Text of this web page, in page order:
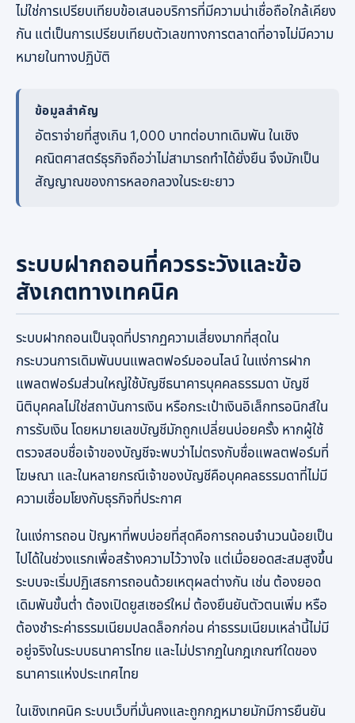
ไม่ใช่การเปรียบเทียบข้อเสนอบริการที่มีความน่าเชื่อถือใกล้เคียง
กัน แต่เป็นการเปรียบเทียบตัวเลขทางการตลาดที่อาจไม่มีความ
หมายในทางปฏิบัติ
ข้อมูลสำคัญ
อัตราจ่ายที่สูงเกิน 1,000 บาทต่อบาทเดิมพัน ในเชิง
คณิตศาสตร์ธุรกิจถือว่าไม่สามารถทำได้ยั่งยืน จึงมักเป็น
สัญญาณของการหลอกลวงในระยะยาว
ระบบฝากถอนที่ควรระวังและข้อ
สังเกตทางเทคนิค
ระบบฝากถอนเป็นจุดที่ปรากฏความเสี่ยงมากที่สุดใน
กระบวนการเดิมพันบนแพลตฟอร์มออนไลน์ ในแง่การฝาก
แพลตฟอร์มส่วนใหญ่ใช้บัญชีธนาคารบุคคลธรรมดา บัญชี
นิติบุคคลไม่ใช่สถาบันการเงิน หรือกระเป๋าเงินอิเล็กทรอนิกส์ใน
การรับเงิน โดยหมายเลขบัญชีมักถูกเปลี่ยนบ่อยครั้ง หากผู้ใช้
ตรวจสอบชื่อเจ้าของบัญชีจะพบว่าไม่ตรงกับชื่อแพลตฟอร์มที่
โฆษณา และในหลายกรณีเจ้าของบัญชีคือบุคคลธรรมดาที่ไม่มี
ความเชื่อมโยงกับธุรกิจที่ประกาศ
ในแง่การถอน ปัญหาที่พบบ่อยที่สุดคือการถอนจำนวนน้อยเป็น
ไปได้ในช่วงแรกเพื่อสร้างความไว้วางใจ แต่เมื่อยอดสะสมสูงขึ้น
ระบบจะเริ่มปฏิเสธการถอนด้วยเหตุผลต่างกัน เช่น ต้องยอด
เดิมพันขั้นต่ำ ต้องเปิดยูสเซอร์ใหม่ ต้องยืนยันตัวตนเพิ่ม หรือ
ต้องชำระค่าธรรมเนียมปลดล็อกก่อน ค่าธรรมเนียมเหล่านี้ไม่มี
อยู่จริงในระบบธนาคารไทย และไม่ปรากฏในกฎเกณฑ์ใดของ
ธนาคารแห่งประเทศไทย
ในเชิงเทคนิค ระบบเว็บที่มั่นคงและถูกกฎหมายมักมีการยืนยัน